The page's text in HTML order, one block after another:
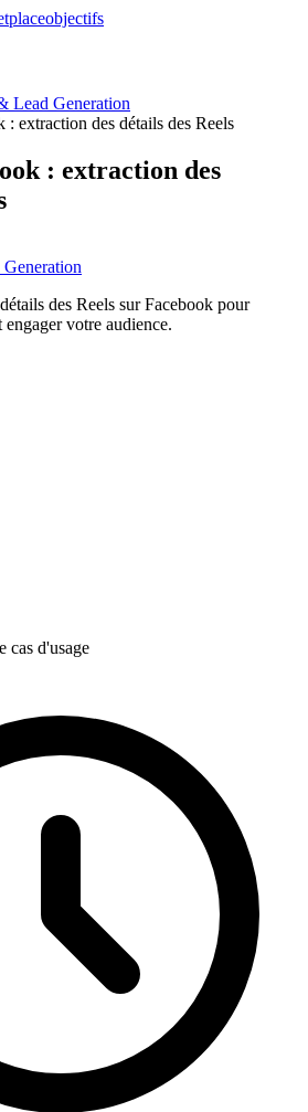
objectifs
Lead Generation
: extraction des détails des Reels
: extraction des
des Reels sur Facebook pour
votre audience.
cas d'usage